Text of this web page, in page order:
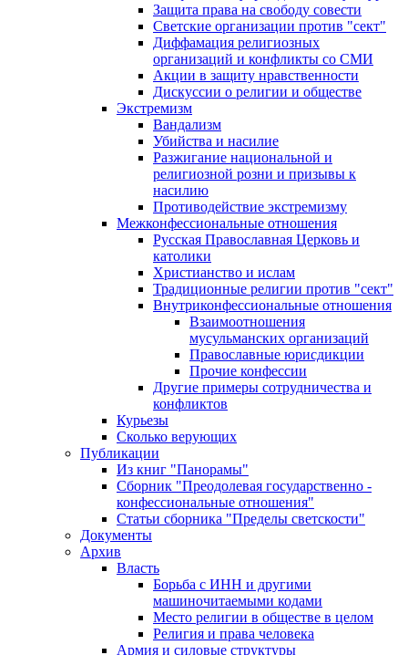
Защита права на свободу совести
Светские организации против "сект"
Диффамация религиозных
организаций и конфликты со СМИ
Акции в защиту нравственности
Дискуссии о религии и обществе
Экстремизм
Вандализм
Убийства и насилие
Разжигание национальной и
религиозной розни и призывы к
насилию
Противодействие экстремизму
Межконфессиональные отношения
Русская Православная Церковь и
католики
Христианство и ислам
Традиционные религии против "сект"
Внутриконфессиональные отношения
Взаимоотношения
мусульманских организаций
Православные юрисдикции
Прочие конфессии
Другие примеры сотрудничества и
конфликтов
Курьезы
Сколько верующих
Публикации
Из книг "Панорамы"
Сборник "Преодолевая государственно -
конфессиональные отношения"
Статьи сборника "Пределы светскости"
Документы
Архив
Власть
Борьба с ИНН и другими
машиночитаемыми кодами
Место религии в обществе в целом
Религия и права человека
Армия и силовые структуры